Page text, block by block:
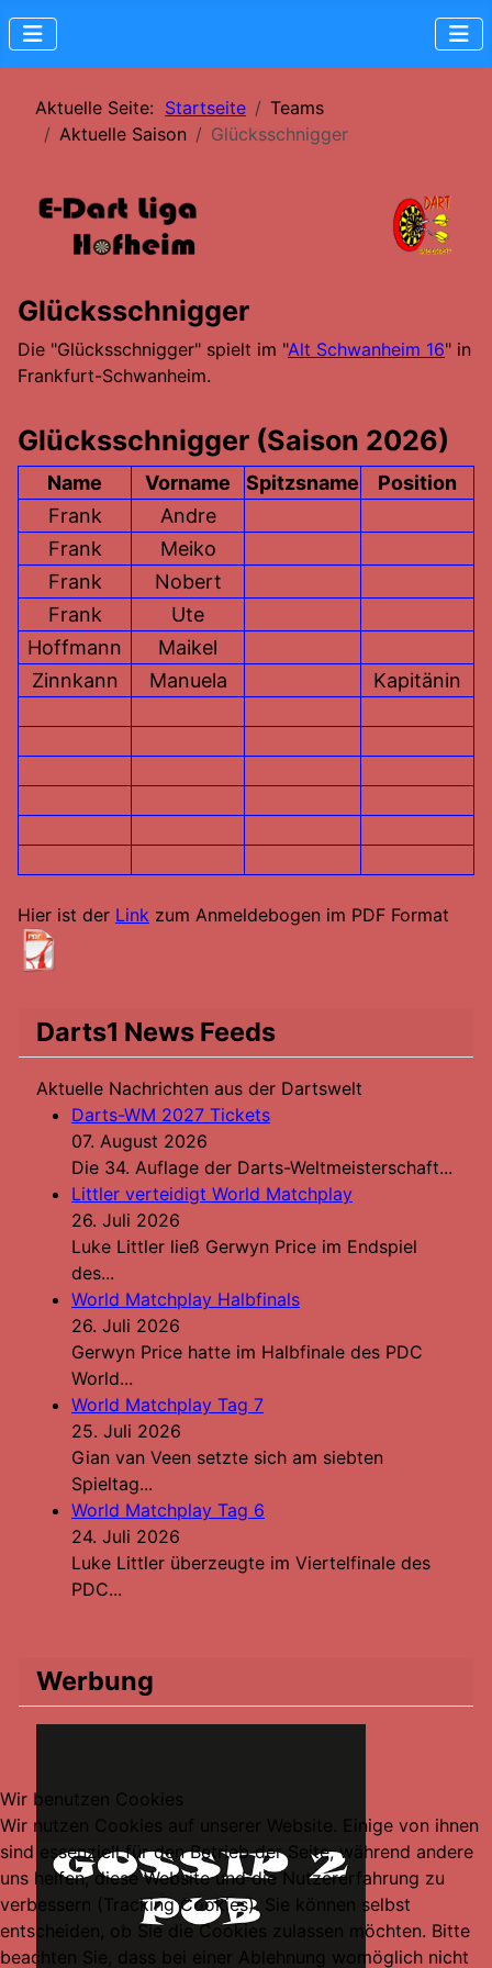
Aktuelle Seite: Startseite
Teams
Aktuelle Saison
Glücksschnigger
Glücksschnigger
Die "Glücksschnigger" spielt im "Alt Schwanheim 16" in
Frankfurt-Schwanheim.
Glücksschnigger (Saison 2026)
Name Vorname Spitzsname
Position
Frank
Andre
Frank
Meiko
Frank
Nobert
Frank
Ute
Hoffmann
Maikel
Zinnkann
Manuela Kapitänin
Hier ist der Link zum Anmeldebogen im PDF Format
Darts1 News Feeds
Aktuelle Nachrichten aus der Dartswelt
Darts-WM 2027 Tickets
07. August 2026
Die 34. Auflage der Darts-Weltmeisterschaft...
Littler verteidigt World Matchplay
26. Juli 2026
Luke Littler ließ Gerwyn Price im Endspiel
des...
World Matchplay Halbfinals
26. Juli 2026
Gerwyn Price hatte im Halbfinale des PDC
World...
World Matchplay Tag 7
25. Juli 2026
Gian van Veen setzte sich am siebten
Spieltag...
World Matchplay Tag 6
24. Juli 2026
Luke Littler überzeugte im Viertelfinale des
PDC...
Werbung
Wir benutzen Cookies
Wir nutzen Cookies auf unserer Website. Einige von ihnen
sind essenziell für den Betrieb der Seite, während andere
uns helfen, diese Website und die Nutzererfahrung zu
verbessern (Tracking Cookies). Sie können selbst
entscheiden, ob Sie die Cookies zulassen möchten. Bitte
beachten Sie, dass bei einer Ablehnung womöglich nicht